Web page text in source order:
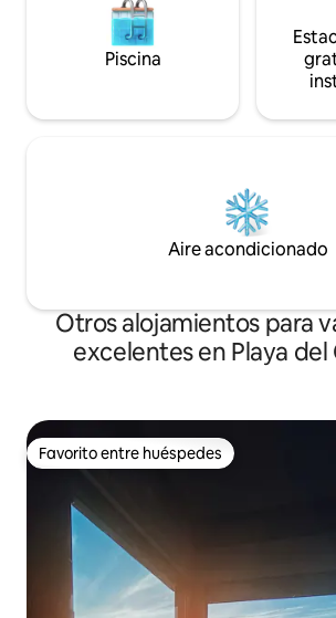
Piscina
Aire acondicionado
Otros alojamientos para
excelentes en Playa del
Favorito entre huéspedes
Favorito entre huéspedes